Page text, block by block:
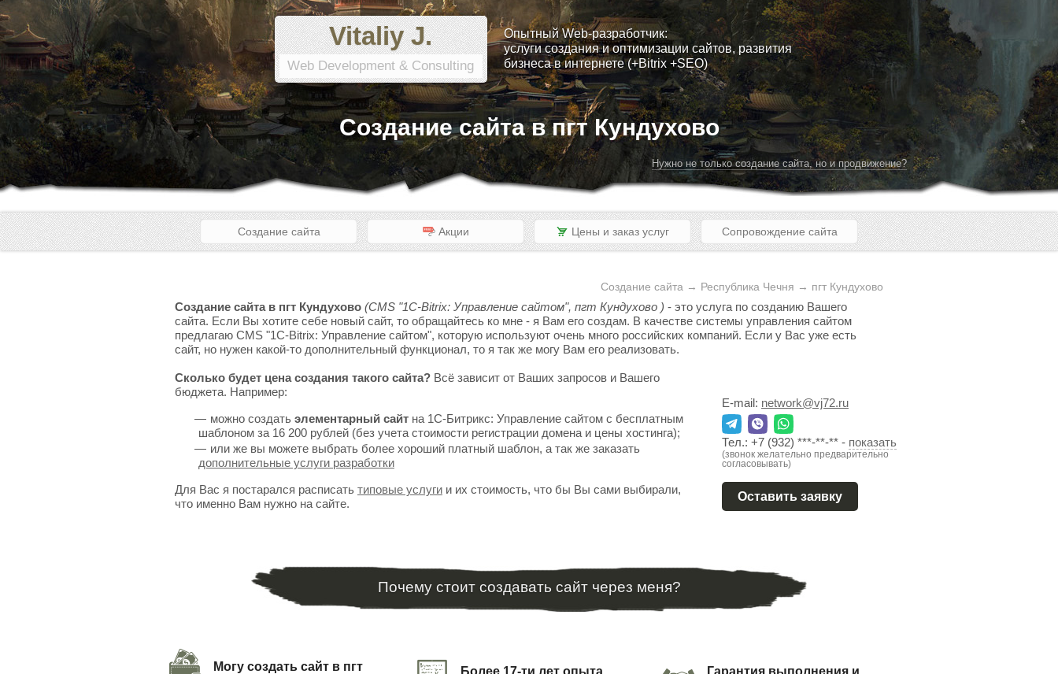
Vitaliy J.
Web Development & Consulting
Опытный Web-разработчик:
услуги создания и оптимизации сайтов, развития
бизнеса в интернете (+Bitrix +SEO)
Создание сайта в пгт Кундухово
Нужно не только создание сайта, но и продвижение?
Создание сайта Акции Цены и заказ услуг Сопровождение сайта
Создание сайта → Республика Чечня → пгт Кундухово
Создание сайта в пгт Кундухово (CMS "1C-Bitrix: Управление сайтом", пгт Кундухово ) - это услуга по созданию Вашего
сайта. Если Вы хотите себе новый сайт, то обращайтесь ко мне - я Вам его создам. В качестве системы управления сайтом
предлагаю CMS "1C-Bitrix: Управление сайтом", которую используют очень много российских компаний. Если у Вас уже есть
сайт, но нужен какой-то дополнительный функционал, то я так же могу Вам его реализовать.
Сколько будет цена создания такого сайта? Всё зависит от Ваших запросов и Вашего
бюджета. Например:
можно создать элементарный сайт на 1С-Битрикс: Управление сайтом с бесплатным
шаблоном за 16 200 рублей (без учета стоимости регистрации домена и цены хостинга);
или же вы можете выбрать более хороший платный шаблон, а так же заказать
дополнительные услуги разработки
Для Вас я постарался расписать типовые услуги и их стоимость, что бы Вы сами выбирали,
что именно Вам нужно на сайте.
E-mail: network@vj72.ru
Тел.: +7 (932) ***-**-** - показать
(звонок желательно предварительно
согласовывать)
Оставить заявку
Почему стоит создавать сайт через меня?
Могу создать сайт в пгт
Более 17-ти лет опыта
Гарантия выполнения и